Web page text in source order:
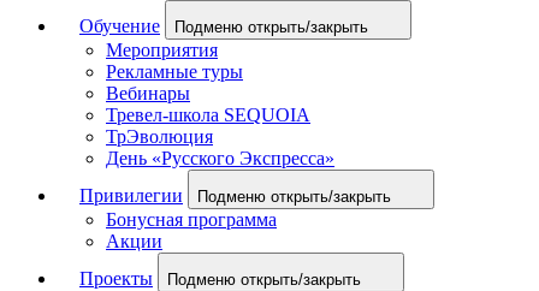
Обучение
Подменю открыть/закрыть
Мероприятия
Рекламные туры
Вебинары
Тревел-школа SEQUOIA
ТрЭволюция
День «Русского Экспресса»
Привилегии
Подменю открыть/закрыть
Бонусная программа
Акции
Проекты
Подменю открыть/закрыть